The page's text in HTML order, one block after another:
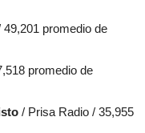
promedio de
promedio de
/ Prisa Radio / 35,955